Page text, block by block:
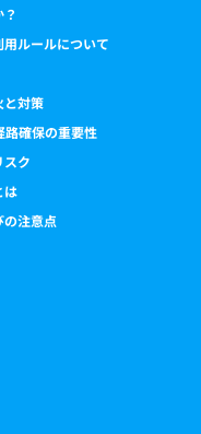
ルールについて
と対策
路確保の重要性
スク
は
注意点